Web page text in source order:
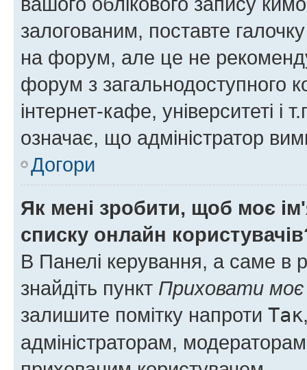
залогованим, поставте
на форум, але це не
форум з загальнодоступного
інтернет-кафе, університеті і
означає, що адміністратор
Догори
Як мені зробити, щоб моє
списку онлайн
В Панелі керування, а саме в
знайдіть пункт Приховати моє
залишите помітку напроти Так
адміністраторам,